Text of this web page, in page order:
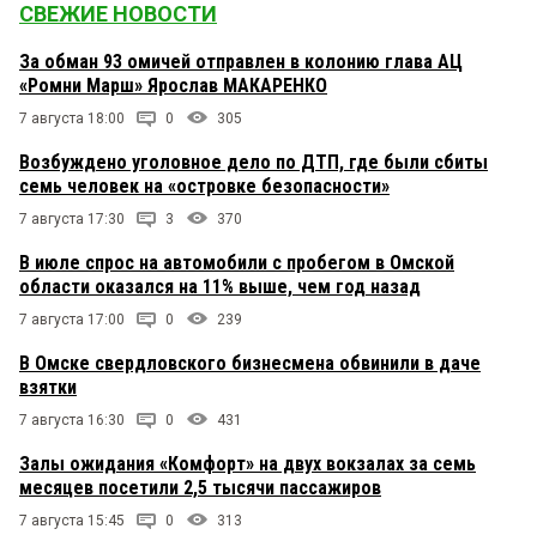
СВЕЖИЕ НОВОСТИ
За обман 93 омичей отправлен в колонию глава АЦ
«Ромни Марш» Ярослав МАКАРЕНКО
7 августа 18:00 0 305
Возбуждено уголовное дело по ДТП, где были сбиты
семь человек на «островке безопасности»
7 августа 17:30 3 370
В июле спрос на автомобили с пробегом в Омской
области оказался на 11% выше, чем год назад
7 августа 17:00 0 239
В Омске свердловского бизнесмена обвинили в даче
взятки
7 августа 16:30 0 431
Залы ожидания «Комфорт» на двух вокзалах за семь
месяцев посетили 2,5 тысячи пассажиров
7 августа 15:45 0 313